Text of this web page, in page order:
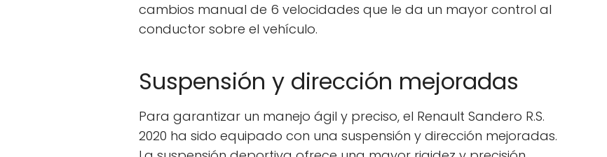
cambios manual de 6 velocidades que le da un mayor control al
conductor sobre el vehículo.
Suspensión y dirección mejoradas
Para garantizar un manejo ágil y preciso, el Renault Sandero R.S.
2020 ha sido equipado con una suspensión y dirección mejoradas.